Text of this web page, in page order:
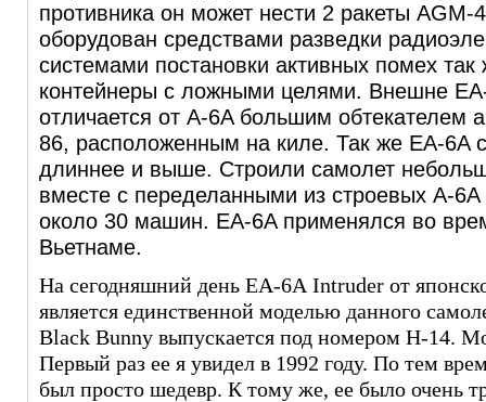
противника он может нести 2 ракеты AGM-
оборудован средствами разведки
системами постановки активных помех
контейнеры с ложными целями. Внешне
отличается от A-6A большим обтекателем
86, расположенным на киле. Так же EA-6A
длиннее и выше. Строили самолет
вместе с переделанными из строевых A-
около 30 машин. EA-6Aприменялся во
Вьетнаме.
На сегодняшний день EA-6А Intruder от
является единственной моделью данного
Black Bunny выпускается под номером H-14.
Первый раз ее я увидел в 1992 году. По тем
был просто шедевр. К тому же, ее было очень